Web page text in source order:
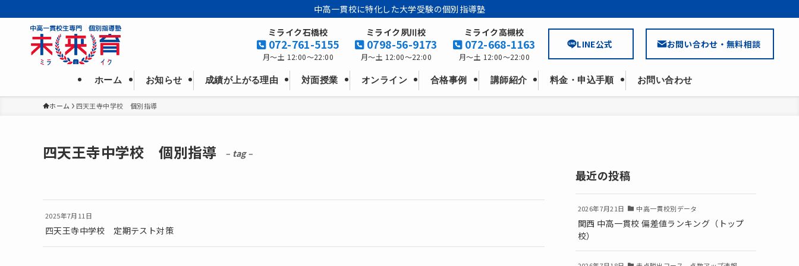
中高一貫校に特化した大学受験の個別指導塾
ホーム お知らせ 成績が上がる理由 対面授業 オンライン 合格事例 講師紹介 料金・申込手順 お問い合わせ
ミライク石橋校
072-761-5155
月～土 12:00～22:00
ミライク夙川校
0798-56-9173
月～土 12:00～22:00
ミライク高槻校
072-668-1163
月～土 12:00～22:00
LINE公式 お問い合わせ・無料相談
ホーム 四天王寺中学校 個別指導
四天王寺中学校 個別指導 – tag –
2025年7月11日
四天王寺中学校 定期テスト対策
最近の投稿
2026年7月21日 中高一貫校別データ
関西 中高一貫校 偏差値ランキング（トップ
校）